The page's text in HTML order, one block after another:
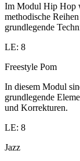
Im Modul Hip Hop
methodische
grundlegende
LE: 8
Freestyle Pom
In diesem Modul
grundlegende
und Korrekturen.
LE: 8
Jazz